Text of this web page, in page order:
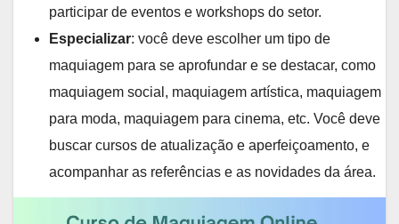
participar de eventos e workshops do setor.
Especializar: você deve escolher um tipo de
maquiagem para se aprofundar e se destacar, como
maquiagem social, maquiagem artística, maquiagem
para moda, maquiagem para cinema, etc. Você deve
buscar cursos de atualização e aperfeiçoamento, e
acompanhar as referências e as novidades da área.